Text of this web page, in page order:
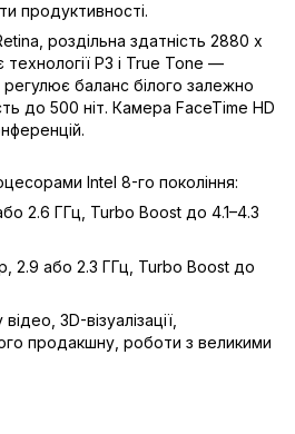
продуктивності.
роздільна здатність 2880 x
технології P3 і True Tone —
баланс білого залежно
до 500 ніт. Камера FaceTime HD
Intel 8-го покоління:
2.6 ГГц, Turbo Boost до 4.1–4.3
2.9 або 2.3 ГГц, Turbo Boost до
3D-візуалізації,
продакшну, роботи з великими